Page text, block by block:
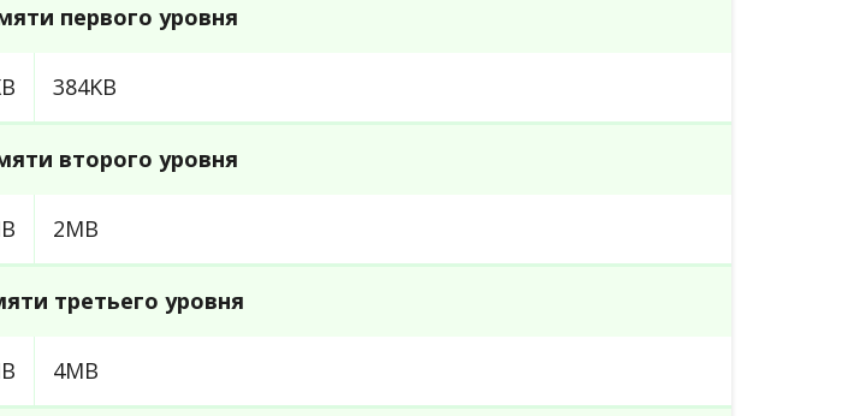
первого уровня
384KB
второго уровня
2MB
третьего уровня
4MB